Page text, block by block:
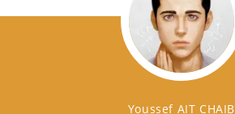
Youssef AIT CHAIB